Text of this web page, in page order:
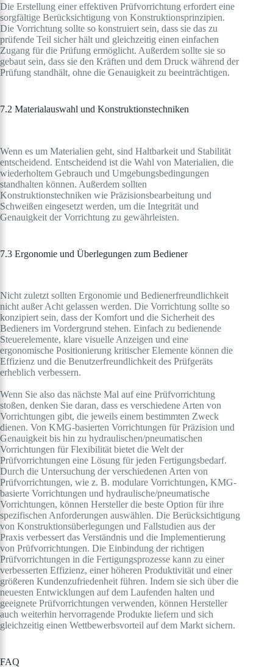
Die Erstellung einer effektiven Prüfvorrichtung erfordert eine
sorgfältige Berücksichtigung von Konstruktionsprinzipien.
Die Vorrichtung sollte so konstruiert sein, dass sie das zu
prüfende Teil sicher hält und gleichzeitig einen einfachen
Zugang für die Prüfung ermöglicht. Außerdem sollte sie so
gebaut sein, dass sie den Kräften und dem Druck während der
Prüfung standhält, ohne die Genauigkeit zu beeinträchtigen.
7.2 Materialauswahl und Konstruktionstechniken
Wenn es um Materialien geht, sind Haltbarkeit und Stabilität
entscheidend. Entscheidend ist die Wahl von Materialien, die
wiederholtem Gebrauch und Umgebungsbedingungen
standhalten können. Außerdem sollten
Konstruktionstechniken wie Präzisionsbearbeitung und
Schweißen eingesetzt werden, um die Integrität und
Genauigkeit der Vorrichtung zu gewährleisten.
7.3 Ergonomie und Überlegungen zum Bediener
Nicht zuletzt sollten Ergonomie und Bedienerfreundlichkeit
nicht außer Acht gelassen werden. Die Vorrichtung sollte so
konzipiert sein, dass der Komfort und die Sicherheit des
Bedieners im Vordergrund stehen. Einfach zu bedienende
Steuerelemente, klare visuelle Anzeigen und eine
ergonomische Positionierung kritischer Elemente können die
Effizienz und die Benutzerfreundlichkeit des Prüfgeräts
erheblich verbessern.
Wenn Sie also das nächste Mal auf eine Prüfvorrichtung
stoßen, denken Sie daran, dass es verschiedene Arten von
Vorrichtungen gibt, die jeweils einem bestimmten Zweck
dienen. Von KMG-basierten Vorrichtungen für Präzision und
Genauigkeit bis hin zu hydraulischen/pneumatischen
Vorrichtungen für Flexibilität bietet die Welt der
Prüfvorrichtungen eine Lösung für jeden Fertigungsbedarf.
Durch die Untersuchung der verschiedenen Arten von
Prüfvorrichtungen, wie z. B. modulare Vorrichtungen, KMG-
basierte Vorrichtungen und hydraulische/pneumatische
Vorrichtungen, können Hersteller die beste Option für ihre
spezifischen Anforderungen auswählen. Die Berücksichtigung
von Konstruktionsüberlegungen und Fallstudien aus der
Praxis verbessert das Verständnis und die Implementierung
von Prüfvorrichtungen. Die Einbindung der richtigen
Prüfvorrichtungen in die Fertigungsprozesse kann zu einer
verbesserten Effizienz, einer höheren Produktivität und einer
größeren Kundenzufriedenheit führen. Indem sie sich über die
neuesten Entwicklungen auf dem Laufenden halten und
geeignete Prüfvorrichtungen verwenden, können Hersteller
auch weiterhin hervorragende Produkte liefern und sich
gleichzeitig einen Wettbewerbsvorteil auf dem Markt sichern.
FAQ